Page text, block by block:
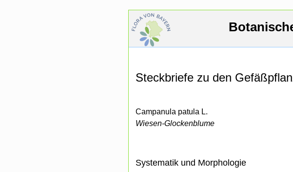
Steckbriefe zu den
Campanula patula L.
Wiesen-Glockenblume
Systematik und Morphologie